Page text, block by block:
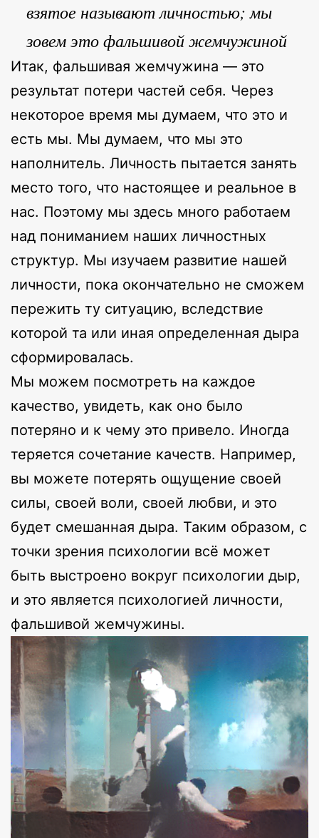
взятое называют личностью; мы
зовем это фальшивой жемчужиной
Итак, фальшивая жемчужина — это
результат потери частей себя. Через
некоторое время мы думаем, что это и
есть мы. Мы думаем, что мы это
наполнитель. Личность пытается занять
место того, что настоящее и реальное в
нас. Поэтому мы здесь много работаем
над пониманием наших личностных
структур. Мы изучаем развитие нашей
личности, пока окончательно не сможем
пережить ту ситуацию, вследствие
которой та или иная определенная дыра
сформировалась.
Мы можем посмотреть на каждое
качество, увидеть, как оно было
потеряно и к чему это привело. Иногда
теряется сочетание качеств. Например,
вы можете потерять ощущение своей
силы, своей воли, своей любви, и это
будет смешанная дыра. Таким образом, с
точки зрения психологии всё может
быть выстроено вокруг психологии дыр,
и это является психологией личности,
фальшивой жемчужины.